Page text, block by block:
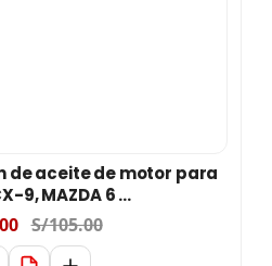
de aceite de motor para
9, MAZDA 6 ...
S/105.00